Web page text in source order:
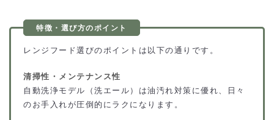
レンジフード選びのポイントは以下の通りです。
清掃性・メンテナンス性
自動洗浄モデル（洗エール）は油汚れ対策に優れ、日々
のお手入れが圧倒的にラクになります。